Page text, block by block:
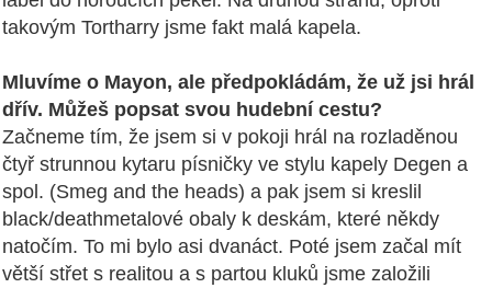
takovým Tortharry jsme fakt malá kapela.
Mluvíme o Mayon, ale předpokládám, že už jsi hrál
dřív. Můžeš popsat svou hudební cestu?
Začneme tím, že jsem si v pokoji hrál na rozladěnou
čtyř strunnou kytaru písničky ve stylu kapely Degen a
spol. (Smeg and the heads) a pak jsem si kreslil
black/deathmetalové obaly k deskám, které někdy
natočím. To mi bylo asi dvanáct. Poté jsem začal mít
větší střet s realitou a s partou kluků jsme založili